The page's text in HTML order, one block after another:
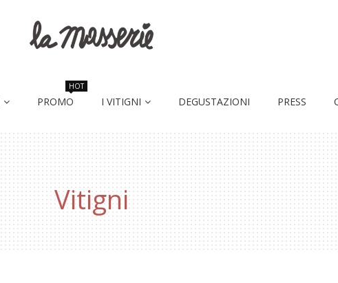
PROMO
HOT
I VITIGNI DEGUSTAZIONI PRESS
Vitigni